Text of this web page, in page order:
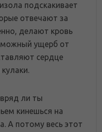
подскакивает
отвечают за
делают кровь
ущерб от
сердце
ли ты
кинешься на
А потому весь этот